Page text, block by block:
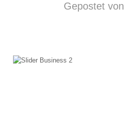
Gepostet von